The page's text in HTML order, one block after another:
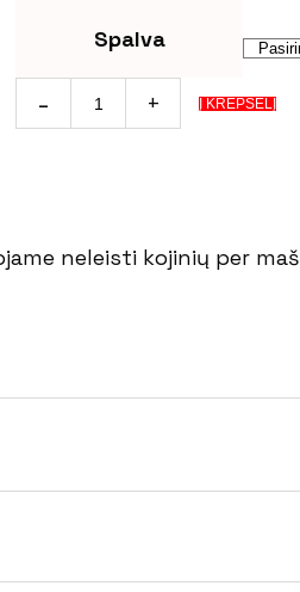
Spalva
ENDURE
TRENIRUOČIŲ
Į KREPŠELĮ
neleisti kojinių per